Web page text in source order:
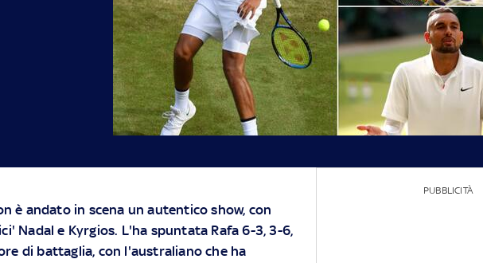
è andato in scena un autentico show, con
Nadal e Kyrgios. L'ha spuntata Rafa 6-3, 3-6,
di battaglia, con l'australiano che ha
PUBBLICITÀ